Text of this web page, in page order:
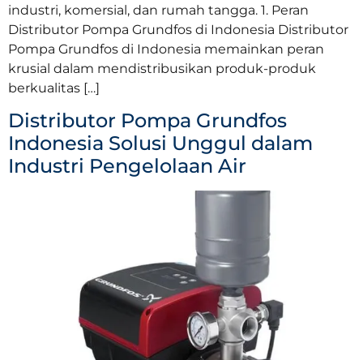
industri, komersial, dan rumah tangga. 1. Peran
Distributor Pompa Grundfos di Indonesia Distributor
Pompa Grundfos di Indonesia memainkan peran
krusial dalam mendistribusikan produk-produk
berkualitas […]
Distributor Pompa Grundfos
Indonesia Solusi Unggul dalam
Industri Pengelolaan Air